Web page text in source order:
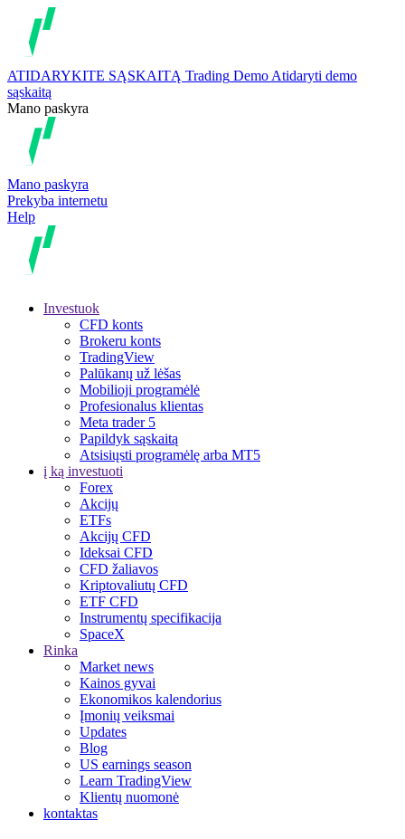
ATIDARYKITE SĄSKAITĄ Trading Demo Atidaryti demo
sąskaitą
Mano paskyra
Mano paskyra
Prekyba internetu
Help
Investuok
CFD konts
Brokeru konts
TradingView
Palūkanų už lėšas
Mobilioji programėlė
Profesionalus klientas
Meta trader 5
Papildyk sąskaitą
Atsisiųsti programėlę arba MT5
į ką investuoti
Forex
Akcijų
ETFs
Akcijų CFD
Ideksai CFD
CFD žaliavos
Kriptovaliutų CFD
ETF CFD
Instrumentų specifikacija
SpaceX
Rinka
Market news
Kainos gyvai
Ekonomikos kalendorius
Įmonių veiksmai
Updates
Blog
US earnings season
Learn TradingView
Klientų nuomonė
kontaktas